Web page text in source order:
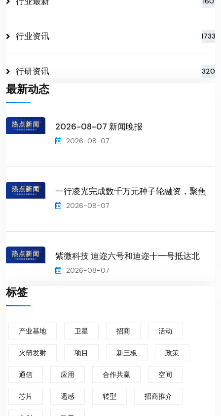
行业资讯 1733
行研资讯 320
最新动态
2026-08-07 新闻晚报
2026-08-07
一行凌光完成数千万元种子轮融资，聚焦
2026-08-07
紫微科技 迪迩六号和迪迩十一号抵达北
2026-08-07
标签
产业基地 卫星 招商 活动
火箭发射 项目 新三板 政策
通信 应用 合作共赢 空间
芯片 遥感 转型 招商推介